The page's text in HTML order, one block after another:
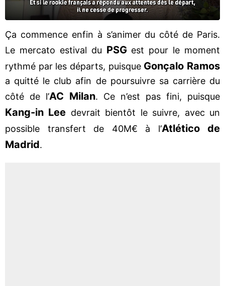
Ça commence enfin à s’animer du côté de Paris.
Le mercato estival du PSG est pour le moment
rythmé par les départs, puisque Gonçalo Ramos
a quitté le club afin de poursuivre sa carrière du
côté de l’AC Milan. Ce n’est pas fini, puisque
Kang-in Lee devrait bientôt le suivre, avec un
possible transfert de 40M€ à l’Atlético de
Madrid.